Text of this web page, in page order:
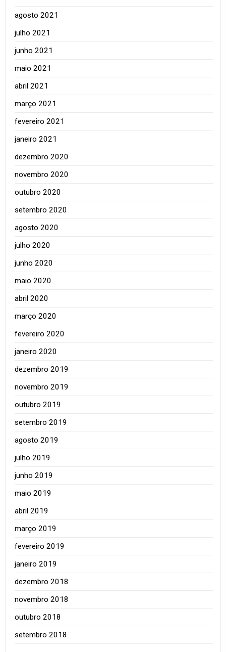
agosto 2021
julho 2021
junho 2021
maio 2021
abril 2021
março 2021
fevereiro 2021
janeiro 2021
dezembro 2020
novembro 2020
outubro 2020
setembro 2020
agosto 2020
julho 2020
junho 2020
maio 2020
abril 2020
março 2020
fevereiro 2020
janeiro 2020
dezembro 2019
novembro 2019
outubro 2019
setembro 2019
agosto 2019
julho 2019
junho 2019
maio 2019
abril 2019
março 2019
fevereiro 2019
janeiro 2019
dezembro 2018
novembro 2018
outubro 2018
setembro 2018